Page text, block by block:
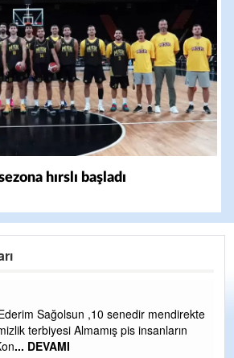
hırslı başladı
DERE ÇALIŞMALARI, SEKIZ YIL ÖNCE
BAŞLATILDI, ETRASFINDA YERLEŞİM
KISIMLARA DUVARLAR